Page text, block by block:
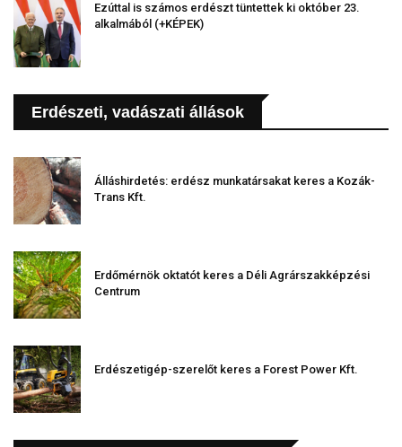
Ezúttal is számos erdészt tüntettek ki október 23.
alkalmából (+KÉPEK)
Erdészeti, vadászati állások
Álláshirdetés: erdész munkatársakat keres a Kozák-
Trans Kft.
Erdőmérnök oktatót keres a Déli Agrárszakképzési
Centrum
Erdészetigép-szerelőt keres a Forest Power Kft.